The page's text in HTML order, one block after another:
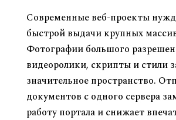
Современные веб-проекты
быстрой выдачи крупных
Фотографии большого
видеоролики, скрипты и стили
значительное пространство.
документов с одного сервера
работу портала и снижает